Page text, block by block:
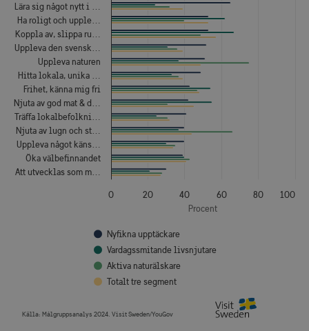
Procent
Nyfikna upptäckare
Vardagssmitande livsnjutare
Aktiva naturälskare
Totalt tre segment
Lära sig något nytt i …
Koppla av, slippa ru…
Uppleva naturen
Frihet, känna mig fri
Träffa lokalbefolkni…
Uppleva något käns…
Att utvecklas som m…
Ha roligt och upple…
Uppleva den svensk…
Hitta lokala, unika …
Njuta av god mat & d…
Njuta av lugn och st…
Öka välbefinnandet
0 20 40 60 80 100
Källa:Målgruppsanalys 2024. Visit Sweden/YouGov